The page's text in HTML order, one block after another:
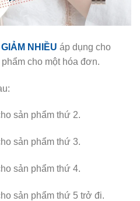
NHIỀU áp dụng cho
cho một hóa đơn.
sản phẩm thứ 2.
sản phẩm thứ 3.
sản phẩm thứ 4.
sản phẩm thứ 5 trở đi.